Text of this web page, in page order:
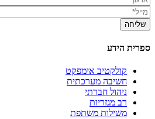
ספרית הידע
קולקטיב אימפקט
חשיבה מערכתית
ניהול חברתי
רב מגזריות
משילות משתפת